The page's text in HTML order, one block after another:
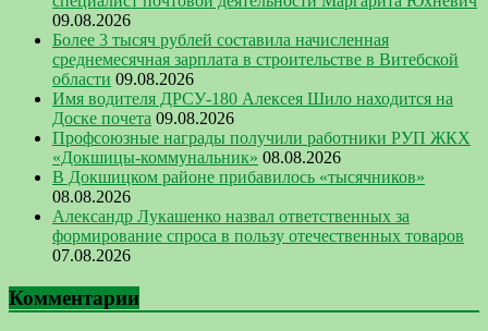
09.08.2026
Более 3 тысяч рублей составила начисленная
среднемесячная зарплата в строительстве в Витебской
области 09.08.2026
Имя водителя ДРСУ-180 Алексея Шило находится на
Доске почета 09.08.2026
Профсоюзные награды получили работники РУП ЖКХ
«Докшицы-коммунальник» 08.08.2026
В Докшицком районе прибавилось «тысячников»
08.08.2026
Александр Лукашенко назвал ответственных за
формирование спроса в пользу отечественных товаров
07.08.2026
Комментарии